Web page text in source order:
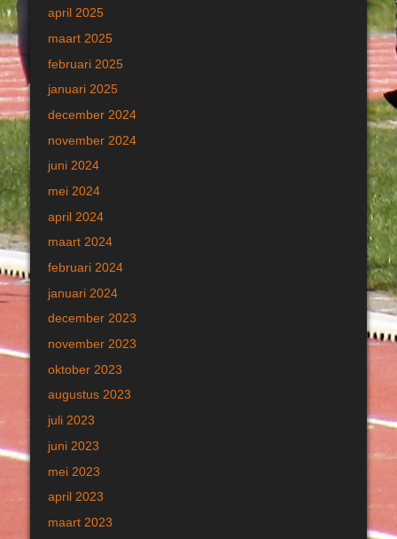
april 2025
maart 2025
februari 2025
januari 2025
december 2024
november 2024
juni 2024
mei 2024
april 2024
maart 2024
februari 2024
januari 2024
december 2023
november 2023
oktober 2023
augustus 2023
juli 2023
juni 2023
mei 2023
april 2023
maart 2023